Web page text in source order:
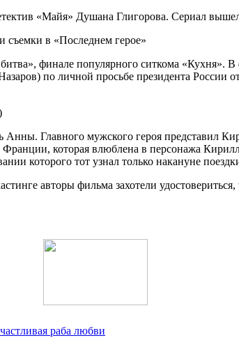
«Майя» Душана Глигорова. Сериал
съемки в «Последнем герое»
финале популярного ситкома «Кухня».
по личной просьбе президента России
Главного мужского героя представил
которая влюблена в персонажа
которого тот узнал только накануне
авторы фильма захотели
раба любви